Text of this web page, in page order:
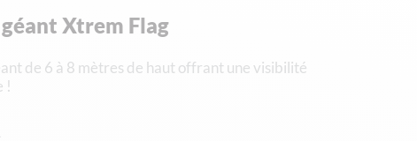
Xtrem Flag
de 6 à 8 mètres de haut offrant une visibilité
!